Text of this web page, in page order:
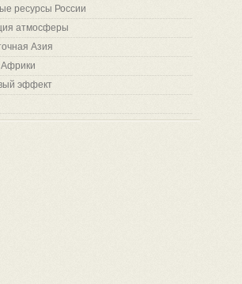
ресурсы России
атмосферы
Азия
эффект